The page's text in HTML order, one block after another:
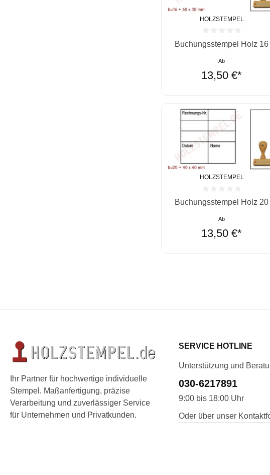
HOLZSTEMPEL
Durchschnittliche
Buchungsstempel Holz 16
Ab
13,50 €*
HOLZSTEMPEL
Durchschnittliche
Buchungsstempel Holz 20
Ab
13,50 €*
Ihr Partner für hochwertige individuelle
Stempel. Maßanfertigung, präzise
Verarbeitung und zuverlässiger Service
für Unternehmen und Privatkunden.
SERVICE HOTLINE
Unterstützung und
030-6217891
9:00 bis 18:00 Uhr
Oder über unser